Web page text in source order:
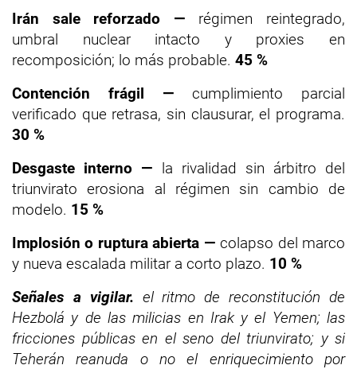
Irán sale reforzado — régimen reintegrado,
umbral nuclear intacto y proxies en
recomposición; lo más probable. 45 %
Contención frágil —cumplimiento parcial
verificado que retrasa, sin clausurar, el programa.
30 %
Desgaste interno — la rivalidad sin árbitro del
triunvirato erosiona al régimen sin cambio de
modelo. 15 %
Implosión o ruptura abierta —colapso del marco
y nueva escalada militar a corto plazo. 10 %
Señales a vigilar. el ritmo de reconstitución de
Hezbolá y de las milicias en Irak y el Yemen; las
fricciones públicas en el seno del triunvirato; y si
Teherán reanuda o no el enriquecimiento por